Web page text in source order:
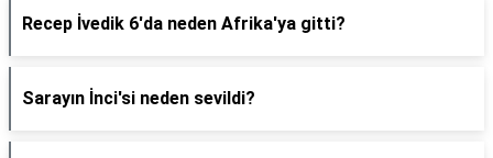
Recep İvedik 6'da neden Afrika'ya gitti?
Sarayın İnci'si neden sevildi?